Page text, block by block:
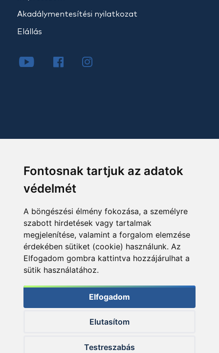
Fontosnak tartjuk az adatok
védelmét
A böngészési élmény fokozása, a személyre
szabott hirdetések vagy tartalmak
megjelenítése, valamint a forgalom elemzése
érdekében sütiket (cookie) használunk. Az
Elfogadom gombra kattintva hozzájárulhat a
sütik használatához.
Elfogadom
Elutasítom
Testreszabás
Akadálymentesítési nyilatkozat
Elállás